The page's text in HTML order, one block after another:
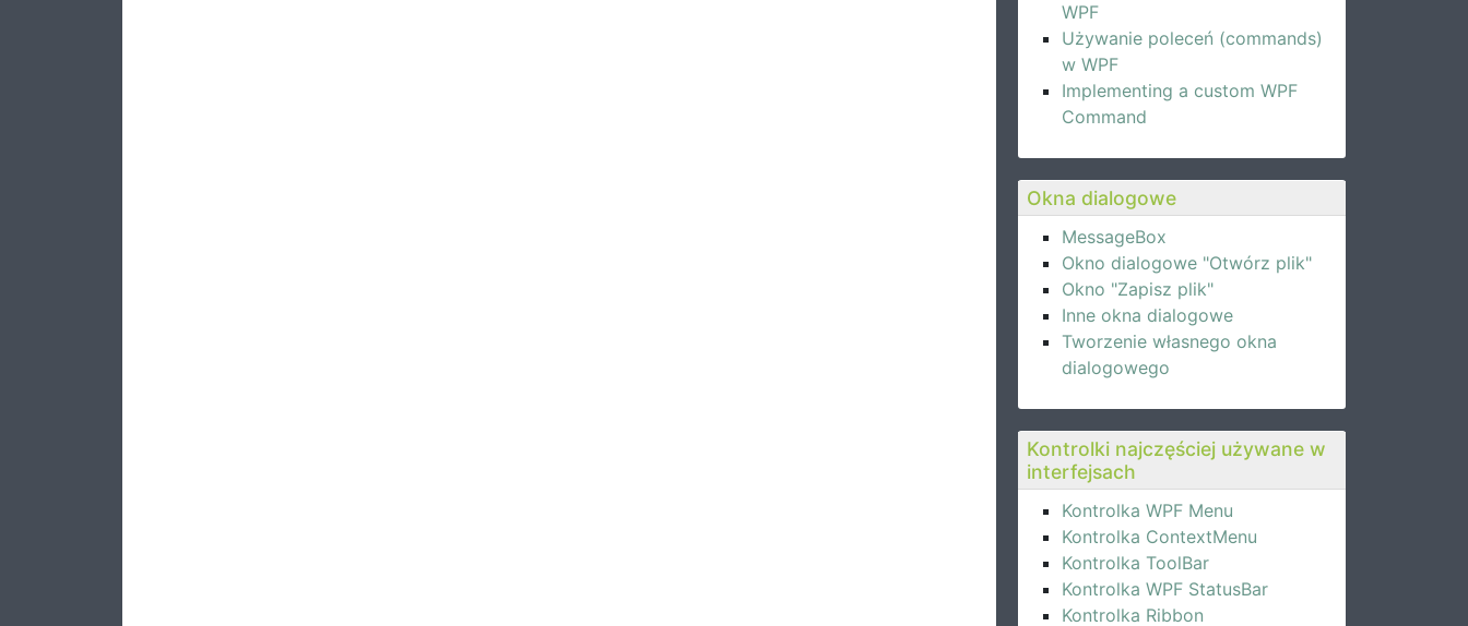
WPF
Używanie poleceń (commands)
w WPF
Implementing a custom WPF
Command
Okna dialogowe
MessageBox
Okno dialogowe "Otwórz plik"
Okno "Zapisz plik"
Inne okna dialogowe
Tworzenie własnego okna
dialogowego
Kontrolki najczęściej używane w
interfejsach
Kontrolka WPF Menu
Kontrolka ContextMenu
Kontrolka ToolBar
Kontrolka WPF StatusBar
Kontrolka Ribbon